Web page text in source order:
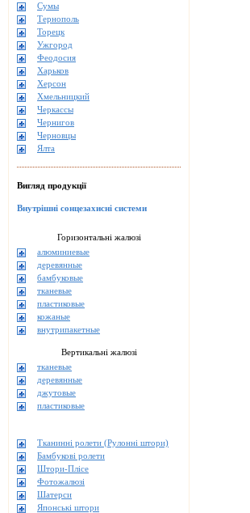
Сумы
Тернополь
Торецк
Ужгород
Феодосия
Харьков
Херсон
Хмельницкий
Черкассы
Чернигов
Черновцы
Ялта
Вигляд продукції
Внутрішні сонцезахисні системи
Горизонтальні жалюзі
алюминиевые
деревянные
бамбуковые
тканевые
пластиковые
кожаные
внутрипакетные
Вертикальні жалюзі
тканевые
деревянные
джутовые
пластиковые
Тканинні ролети (Рулонні штори)
Бамбукові ролети
Штори-Плісе
Фотожалюзі
Шатерси
Японські штори